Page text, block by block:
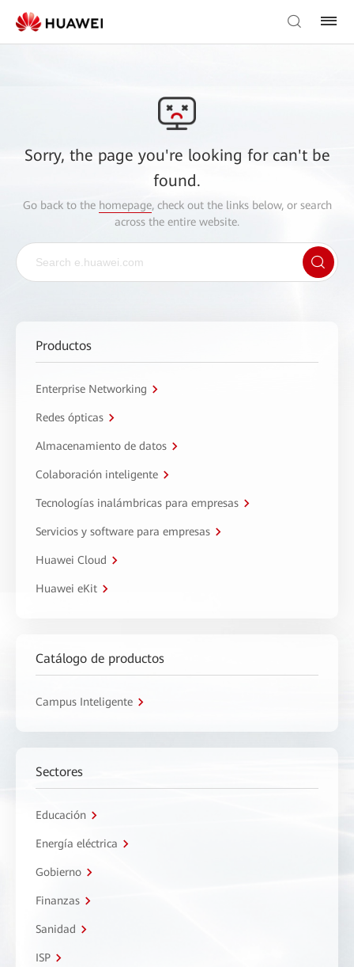
Sorry, the page you're looking for can't be
found.
Go back to the homepage, check out the links below, or search
across the entire website.
Productos
Enterprise Networking
Redes ópticas
Almacenamiento de datos
Colaboración inteligente
Tecnologías inalámbricas para empresas
Servicios y software para empresas
Huawei Cloud
Huawei eKit
Catálogo de productos
Campus Inteligente
Sectores
Educación
Energía eléctrica
Gobierno
Finanzas
Sanidad
ISP